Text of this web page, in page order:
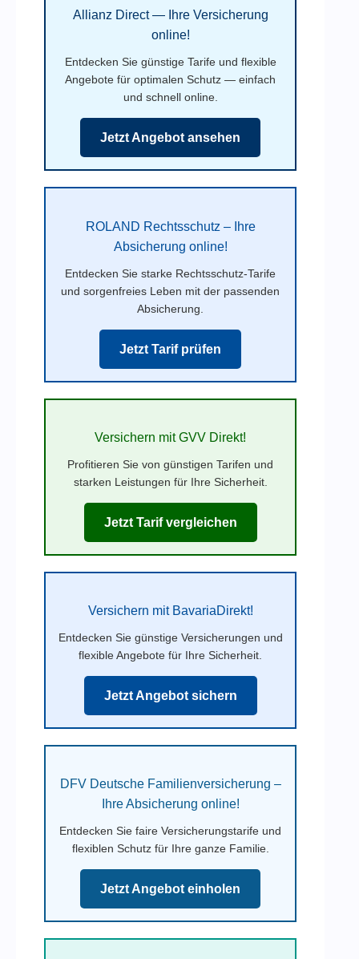
Allianz Direct — Ihre Versicherung
online!
Entdecken Sie günstige Tarife und flexible
Angebote für optimalen Schutz — einfach
und schnell online.
Jetzt Angebot ansehen
ROLAND Rechtsschutz – Ihre
Absicherung online!
Entdecken Sie starke Rechtsschutz-Tarife
und sorgenfreies Leben mit der passenden
Absicherung.
Jetzt Tarif prüfen
Versichern mit GVV Direkt!
Profitieren Sie von günstigen Tarifen und
starken Leistungen für Ihre Sicherheit.
Jetzt Tarif vergleichen
Versichern mit BavariaDirekt!
Entdecken Sie günstige Versicherungen und
flexible Angebote für Ihre Sicherheit.
Jetzt Angebot sichern
DFV Deutsche Familienversicherung –
Ihre Absicherung online!
Entdecken Sie faire Versicherungstarife und
flexiblen Schutz für Ihre ganze Familie.
Jetzt Angebot einholen